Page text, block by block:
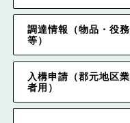
調達情報（物品・役務
等）
入構申請（郡元地区業
者用）